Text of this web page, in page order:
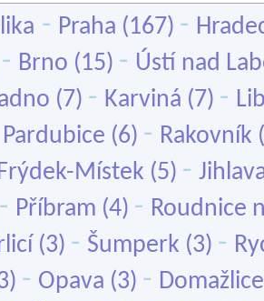
- Praha (167) -
- Brno (15) - Ústí nad
(7) - Karviná (7) -
Pardubice (6) - Rakovník
Místek (5) -
- Příbram (4) - Roudnice
(3) - Šumperk (3) -
- Opava (3) - Domažlice